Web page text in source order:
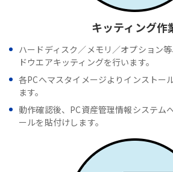
キッティング作
ハードディスク／メモリ／オプション
ドウエアキッティングを行います。
各PCへマスタイメージよりインストー
ます。
動作確認後、PC資産管理情報システム
ールを貼付けします。